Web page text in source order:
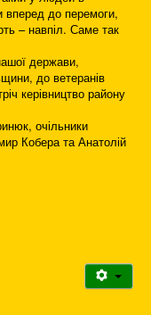
вперед до перемоги,
– навпіл. Саме так
держави,
до ветеранів
керівництво району
очільники
Кобера та Анатолій